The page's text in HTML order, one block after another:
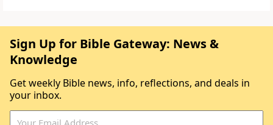
Sign Up for Bible Gateway: News &
Knowledge
Get weekly Bible news, info, reflections, and deals in
your inbox.